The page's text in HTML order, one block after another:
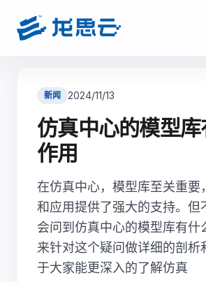
新闻 2024/11/13
仿真中心的模型
作用
在仿真中心，模型库至关重要
和应用提供了强大的支持。但
会问到仿真中心的模型库有什
来针对这个疑问做详细的剖析
于大家能更深入的了解仿真